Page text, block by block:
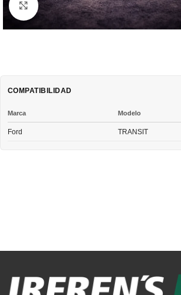
Clic para ampliar
COMPATIBILIDAD
Marca Modelo
Ford TRANSIT